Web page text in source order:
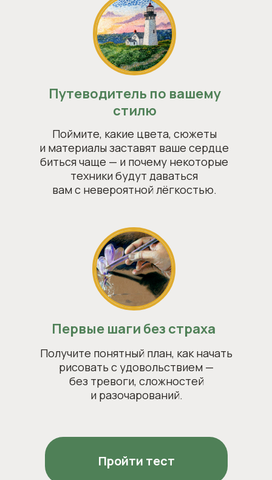
Пройти тест
Путеводитель по вашему
стилю
Поймите, какие цвета, сюжеты
и материалы заставят ваше сердце
биться чаще — и почему некоторые
техники будут даваться
вам с невероятной лёгкостью.
Первые шаги без страха
Получите понятный план, как начать
рисовать с удовольствием —
без тревоги, сложностей
и разочарований.